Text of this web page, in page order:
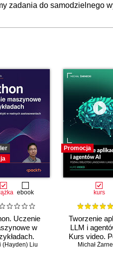
zadania do samodzielnego
ebook
Uczenie
w
praktyki w
(Hayden) Liu
Promocja
kurs
Tworzenie
LLM i
Kurs video.
biblioteki
Michał